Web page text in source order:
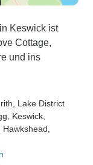
Keswick ist
Cottage,
und ins
, Lake District
, Keswick
, Hawkshead